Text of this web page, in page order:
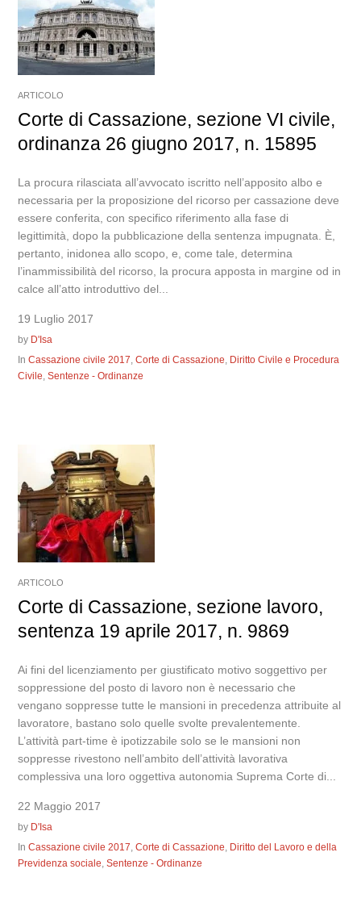
ARTICOLO
Corte di Cassazione, sezione VI civile,
ordinanza 26 giugno 2017, n. 15895
La procura rilasciata all’avvocato iscritto nell’apposito albo e
necessaria per la proposizione del ricorso per cassazione deve
essere conferita, con specifico riferimento alla fase di
legittimità, dopo la pubblicazione della sentenza impugnata. È,
pertanto, inidonea allo scopo, e, come tale, determina
l’inammissibilità del ricorso, la procura apposta in margine od in
calce all’atto introduttivo del...
19 Luglio 2017
by D'Isa
InCassazione civile 2017 ,Corte di Cassazione Diritto Civile e Procedura
Civile ,Sentenze - Ordinanze
ARTICOLO
Corte di Cassazione, sezione lavoro,
sentenza 19 aprile 2017, n. 9869
Ai fini del licenziamento per giustificato motivo soggettivo per
soppressione del posto di lavoro non è necessario che
vengano soppresse tutte le mansioni in precedenza attribuite al
lavoratore, bastano solo quelle svolte prevalentemente.
L’attività part-time è ipotizzabile solo se le mansioni non
soppresse rivestono nell’ambito dell’attività lavorativa
complessiva una loro oggettiva autonomia Suprema Corte di...
22 Maggio 2017
by D'Isa
InCassazione civile 2017 ,Corte di Cassazione Diritto del Lavoro e della
Previdenza sociale ,Sentenze - Ordinanze